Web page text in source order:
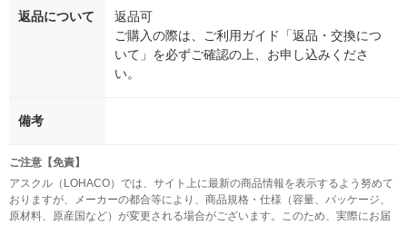
返品について
返品可
ご購入の際は、ご利用ガイド「返品・交換につ
いて」を必ずご確認の上、お申し込みくださ
い。
備考
ご注意【免責】
アスクル（LOHACO）では、サイト上に最新の商品情報を表示するよう努めて
おりますが、メーカーの都合等により、商品規格・仕様（容量、パッケージ、
原材料、原産国など）が変更される場合がございます。このため、実際にお届